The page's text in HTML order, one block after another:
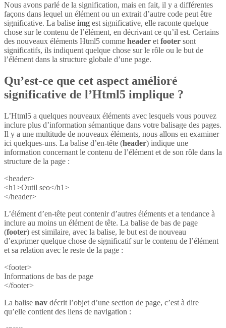
Nous avons parlé de la signification, mais en fait, il y a différentes
façons dans lequel un élément ou un extrait d’autre code peut être
significative. La balise img est significative, elle raconte quelque
chose sur le contenu de l’élément, en décrivant ce qu’il est. Certains
des nouveaux éléments Html5 comme header et footer sont
significatifs, ils indiquent quelque chose sur le rôle ou le but de
l’élément dans la structure globale d’une page.
Qu’est-ce que cet aspect amélioré
significative de l’Html5 implique ?
L’Html5 a quelques nouveaux éléments avec lesquels vous pouvez
inclure plus d’information sémantique dans votre balisage des pages.
Il y a une multitude de nouveaux éléments, nous allons en examiner
ici quelques-uns. La balise d’en-tête (header) indique une
information concernant le contenu de l’élément et de son rôle dans la
structure de la page :
<header>
<h1>Outil seo</h1>
</header>
L’élément d’en-tête peut contenir d’autres éléments et a tendance à
inclure au moins un élément de tête. La balise de bas de page
(footer) est similaire, avec la balise, le but est de nouveau
d’exprimer quelque chose de significatif sur le contenu de l’élément
et sa relation avec le reste de la page :
<footer>
Informations de bas de page
</footer>
La balise nav décrit l’objet d’une section de page, c’est à dire
qu’elle contient des liens de navigation :